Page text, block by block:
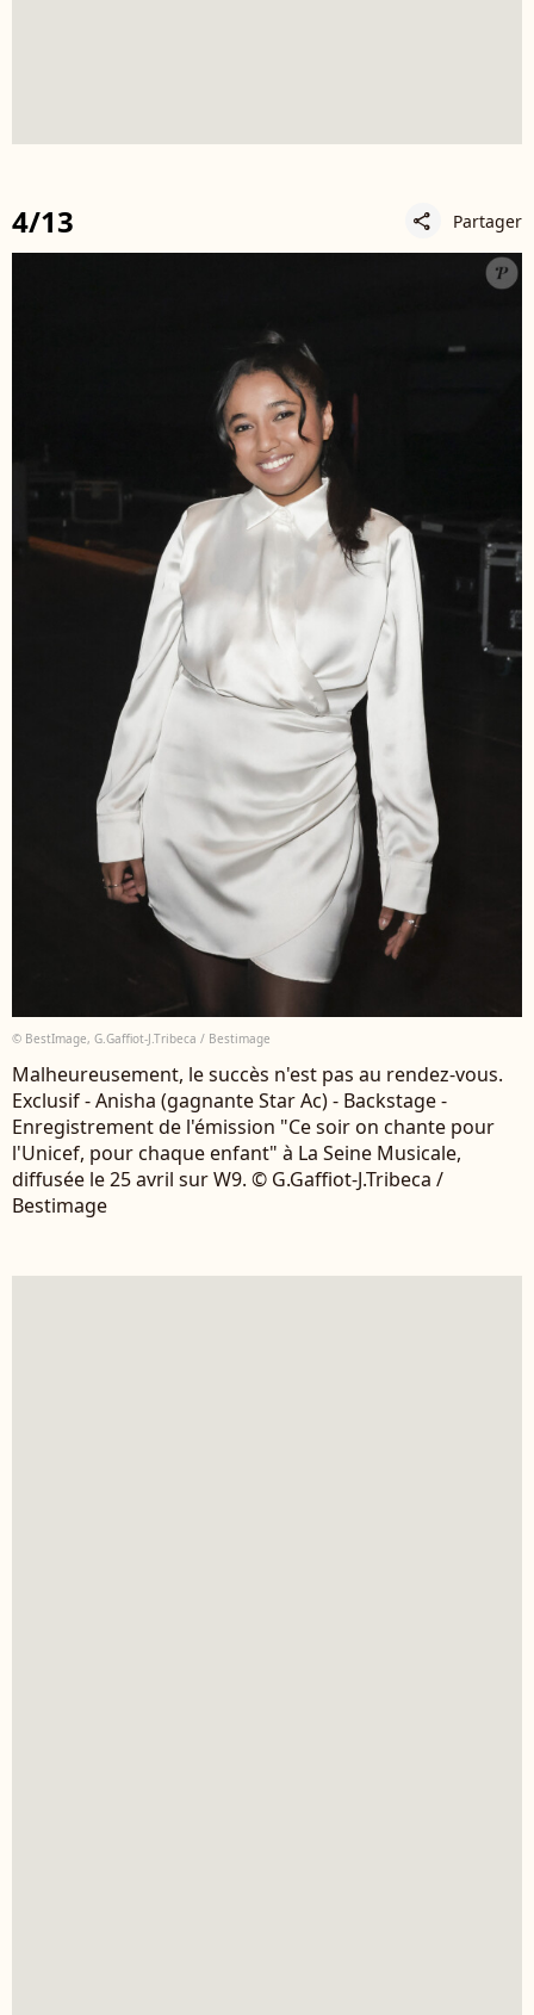
4/13 share Partager
© BestImage, G.Gaffiot-J.Tribeca / Bestimage
Malheureusement, le succès n'est pas au rendez-vous.
Exclusif - Anisha (gagnante Star Ac) - Backstage -
Enregistrement de l'émission "Ce soir on chante pour
l'Unicef, pour chaque enfant" à La Seine Musicale,
diffusée le 25 avril sur W9. © G.Gaffiot-J.Tribeca /
Bestimage